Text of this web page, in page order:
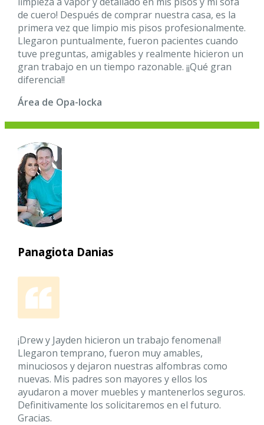
de cuero! Después de comprar nuestra casa, es la
primera vez que limpio mis pisos profesionalmente.
Llegaron puntualmente, fueron pacientes cuando
tuve preguntas, amigables y realmente hicieron un
gran trabajo en un tiempo razonable. ¡¡Qué gran
diferencia!!
Área de Opa-locka
Panagiota Danias
¡Drew y Jayden hicieron un trabajo fenomenal!
Llegaron temprano, fueron muy amables,
minuciosos y dejaron nuestras alfombras como
nuevas. Mis padres son mayores y ellos los
ayudaron a mover muebles y mantenerlos seguros.
Definitivamente los solicitaremos en el futuro.
Gracias.